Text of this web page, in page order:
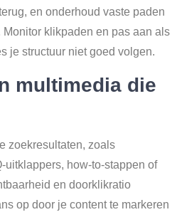
en onderhoud vaste paden
Monitor klikpaden en pas aan als
je structuur niet goed volgen.
multimedia die
zoekresultaten, zoals
uitklappers, how-to-stappen of
en doorklikratio
op door je content te markeren